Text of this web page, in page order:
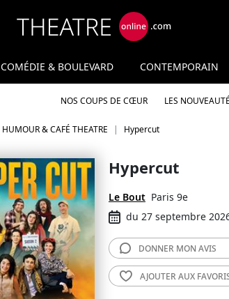
COMÉDIE & BOULEVARD CONTEMPORAIN
NOS COUPS DE CŒUR LES
HUMOUR & CAFÉ THEATRE Hypercut
Hypercut
Le Bout Paris 9e
du 27 septembre
DONNER MON AVIS
AJOUTER AUX